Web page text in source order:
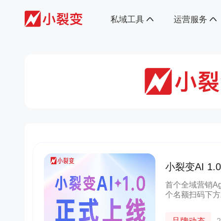
私域工具 运营服务
小裂变AI
首个全域营销
个名额扫码下